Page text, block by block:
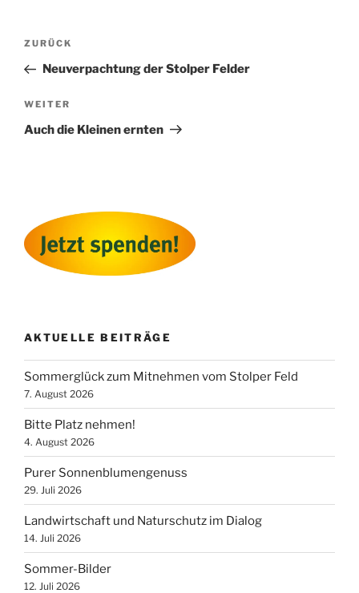
Beitragsnavigation
Vorheriger
Beitrag
ZURÜCK
Neuverpachtung der Stolper Felder
Nächster
Beitrag
WEITER
Auch die Kleinen ernten
AKTUELLE BEITRÄGE
Sommerglück zum Mitnehmen vom Stolper Feld
7. August 2026
Bitte Platz nehmen!
4. August 2026
Purer Sonnenblumengenuss
29. Juli 2026
Landwirtschaft und Naturschutz im Dialog
14. Juli 2026
Sommer-Bilder
12. Juli 2026